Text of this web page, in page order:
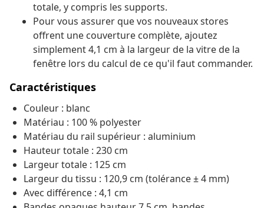
totale, y compris les supports.
Pour vous assurer que vos nouveaux stores
offrent une couverture complète, ajoutez
simplement 4,1 cm à la largeur de la vitre de la
fenêtre lors du calcul de ce qu'il faut commander.
Caractéristiques
Couleur : blanc
Matériau : 100 % polyester
Matériau du rail supérieur : aluminium
Hauteur totale : 230 cm
Largeur totale : 125 cm
Largeur du tissu : 120,9 cm (tolérance ± 4 mm)
Avec différence : 4,1 cm